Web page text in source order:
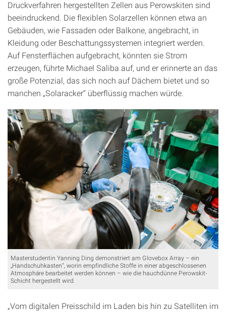
Druckverfahren hergestellten Zellen aus Perowskiten sind
beeindruckend. Die flexiblen Solarzellen können etwa an
Gebäuden, wie Fassaden oder Balkone, angebracht, in
Kleidung oder Beschattungssystemen integriert werden.
Auf Fensterflächen aufgebracht, könnten sie Strom
erzeugen, führte Michael Saliba auf, und er erinnerte an das
große Potenzial, das sich noch auf Dächern bietet und so
manchen „Solaracker“ überflüssig machen würde.
Masterstudentin Yanning Ding demonstriert am Glovebox Array – ein
„Handschuhkasten“, worin empfindliche Stoffe in einer abgeschlossenen
Atmosphäre bearbeitet werden können – wie die hauchdünne Perowskit-
Schicht hergestellt wird.
„Vom digitalen Preisschild im Laden bis hin zu Satelliten im